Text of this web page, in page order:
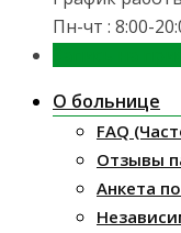
Пн-чт : 8:00-
О больнице
FAQ
Отзывы
Анкета